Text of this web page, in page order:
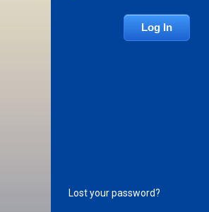
Lost your password?